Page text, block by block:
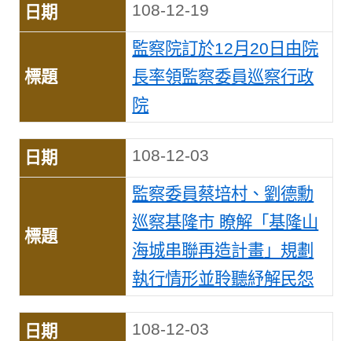
108-12-19
監察院訂於12月20日由院
長率領監察委員巡察行政
院
108-12-03
監察委員蔡培村、劉德勳
巡察基隆市 瞭解「基隆山
海城串聯再造計畫」規劃
執行情形並聆聽紓解民怨
108-12-03